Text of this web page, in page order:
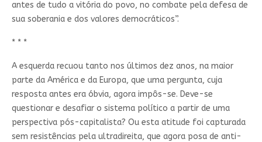
antes de tudo a vitória do povo, no combate pela defesa de
sua soberania e dos valores democráticos”.
* * *
A esquerda recuou tanto nos últimos dez anos, na maior
parte da América e da Europa, que uma pergunta, cuja
resposta antes era óbvia, agora impôs-se. Deve-se
questionar e desafiar o sistema político a partir de uma
perspectiva pós-capitalista? Ou esta atitude foi capturada
sem resistências pela ultradireita, que agora posa de anti-